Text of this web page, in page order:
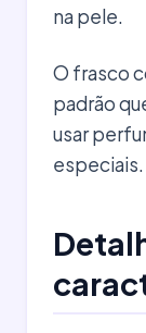
na pele.
O frasco
padrão
usar
especiais.